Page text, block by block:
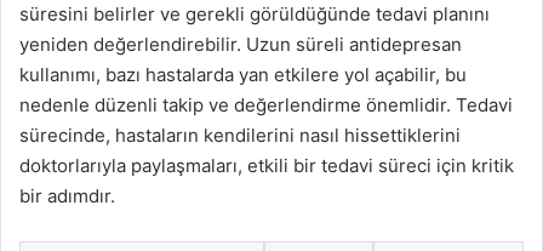
süresini belirler ve gerekli görüldüğünde tedavi planını
yeniden değerlendirebilir. Uzun süreli antidepresan
kullanımı, bazı hastalarda yan etkilere yol açabilir, bu
nedenle düzenli takip ve değerlendirme önemlidir. Tedavi
sürecinde, hastaların kendilerini nasıl hissettiklerini
doktorlarıyla paylaşmaları, etkili bir tedavi süreci için kritik
bir adımdır.